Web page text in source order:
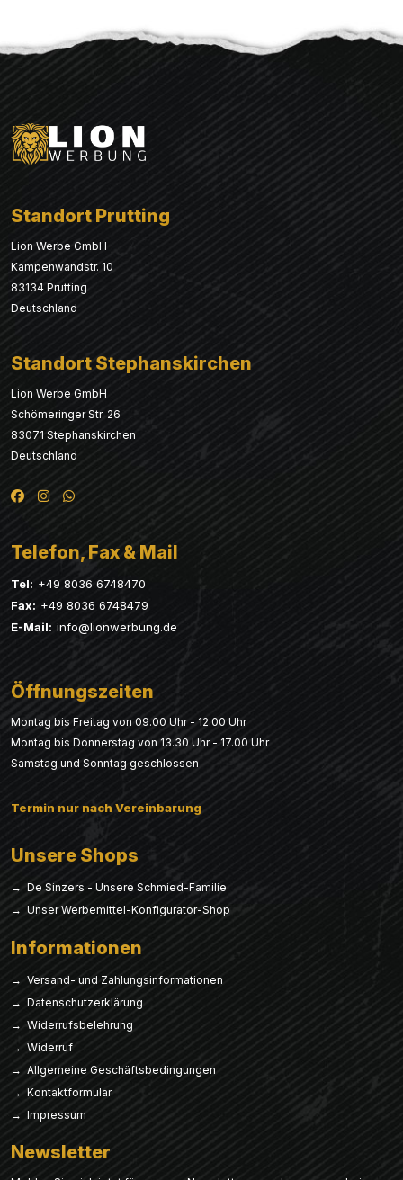
Standort Prutting
Lion Werbe GmbH
Kampenwandstr. 10
83134 Prutting
Deutschland
Standort Stephanskirchen
Lion Werbe GmbH
Schömeringer Str. 26
83071 Stephanskirchen
Deutschland
Telefon, Fax & Mail
Tel: +49 8036 6748470
Fax: +49 8036 6748479
E-Mail: info@lionwerbung.de
Öffnungszeiten
Montag bis Freitag von 09.00 Uhr - 12.00 Uhr
Montag bis Donnerstag von 13.30 Uhr - 17.00 Uhr
Samstag und Sonntag geschlossen
Termin nur nach Vereinbarung
Unsere Shops
→ De Sinzers - Unsere Schmied-Familie
→ Unser Werbemittel-Konfigurator-Shop
Informationen
→ Versand- und Zahlungsinformationen
→ Datenschutzerklärung
→ Widerrufsbelehrung
→ Widerruf
→ Allgemeine Geschäftsbedingungen
→ Kontaktformular
→ Impressum
Newsletter